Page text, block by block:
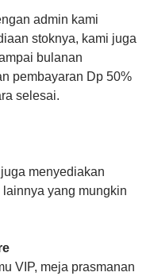
admin kami
stoknya, kami juga
bulanan
pembayaran Dp 50%
selesai.
menyediakan
yang mungkin
VIP, meja prasmanan